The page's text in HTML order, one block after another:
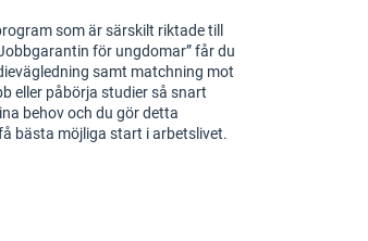
som är särskilt riktade till
för ungdomar” får du
samt matchning mot
eller påbörja studier så snart
behov och du gör detta
bästa möjliga start i arbetslivet.